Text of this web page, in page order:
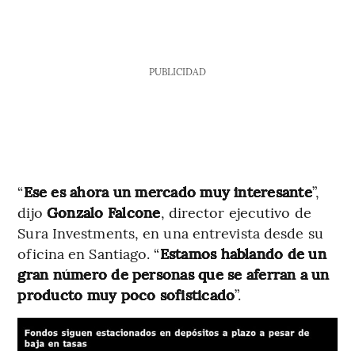
PUBLICIDAD
“Ese es ahora un mercado muy interesante”,
dijo Gonzalo Falcone, director ejecutivo de
Sura Investments, en una entrevista desde su
oficina en Santiago. “Estamos hablando de un
gran número de personas que se aferran a un
producto muy poco sofisticado”.